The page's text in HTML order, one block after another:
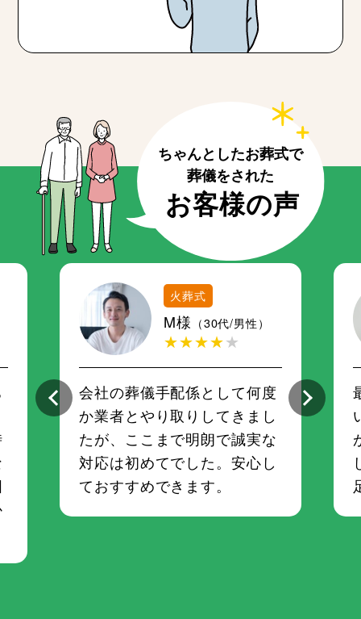
火葬式
M様 （30代/男性）
★★★★★
会社の葬儀手配係として何度
か業者とやり取りしてきまし
たが、ここまで明朗で誠実な
対応は初めてでした。安心し
ておすすめできます。